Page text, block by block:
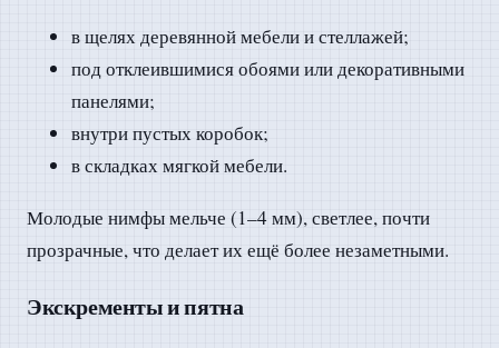
в щелях деревянной мебели и стеллажей;
под отклеившимися обоями или декоративными
панелями;
внутри пустых коробок;
в складках мягкой мебели.
Молодые нимфы мельче (1–4 мм), светлее, почти
прозрачные, что делает их ещё более незаметными.
Экскременты и пятна